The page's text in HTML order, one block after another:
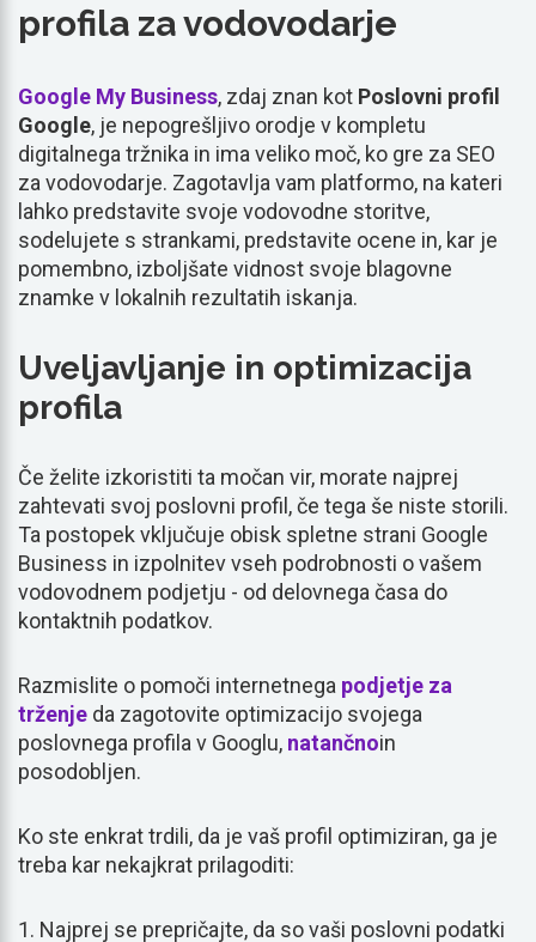
profila za vodovodarje
Google My Business, zdaj znan kot Poslovni profil
Google, je nepogrešljivo orodje v kompletu
digitalnega tržnika in ima veliko moč, ko gre za SEO
za vodovodarje. Zagotavlja vam platformo, na kateri
lahko predstavite svoje vodovodne storitve,
sodelujete s strankami, predstavite ocene in, kar je
pomembno, izboljšate vidnost svoje blagovne
znamke v lokalnih rezultatih iskanja.
Uveljavljanje in optimizacija
profila
Če želite izkoristiti ta močan vir, morate najprej
zahtevati svoj poslovni profil, če tega še niste storili.
Ta postopek vključuje obisk spletne strani Google
Business in izpolnitev vseh podrobnosti o vašem
vodovodnem podjetju - od delovnega časa do
kontaktnih podatkov.
Razmislite o pomoči internetnega podjetje za
trženje da zagotovite optimizacijo svojega
poslovnega profila v Googlu, natančnoin
posodobljen.
Ko ste enkrat trdili, da je vaš profil optimiziran, ga je
treba kar nekajkrat prilagoditi:
Najprej se prepričajte, da so vaši poslovni podatki